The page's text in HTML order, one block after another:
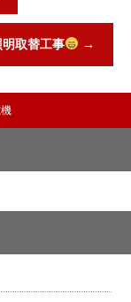
取替工事 →